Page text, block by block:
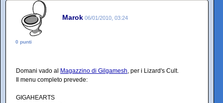
Marok 06/01/2010, 03:24
0 punti
Domani vado al Magazzino di Gilgamesh, per i Lizard's Cult.
Il menu completo prevede:
GIGAHEARTS